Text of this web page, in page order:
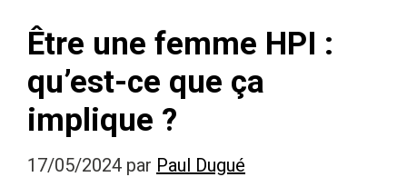
Être une femme HPI :
qu’est-ce que ça
implique ?
17/05/2024 par Paul Dugué